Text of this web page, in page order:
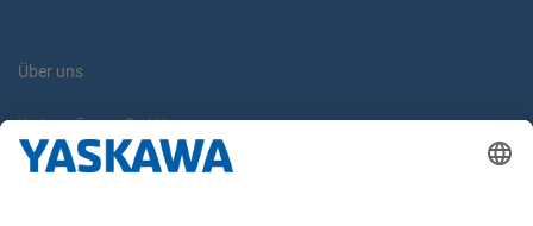
Über uns
Yaskawa Europe GmbH
Karriere